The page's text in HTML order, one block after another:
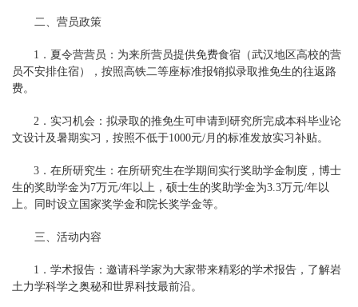
二、营员政策
1． 夏令营营员： 为来所营员提供免费食宿（武汉地区高校的营
员不安排住宿），按照高铁二等座标准报销拟录取推免生的往返路
费。
2． 实习机会： 拟录取的推免生可申请到研究所完成本科毕业论
文设计及暑期实习，按照不低于1000元/月的标准发放实习补贴。
3． 在所研究生： 在所研究生在学期间实行奖助学金制度，博士
生的奖助学金为7万元/年以上，硕士生的奖助学金为3.3万元/年以
上。同时设立国家奖学金和院长奖学金等。
三、活动内容
1． 学术报告： 邀请科学家为大家带来精彩的学术报告，了解岩
土力学科学之奥秘和世界科技最前沿。